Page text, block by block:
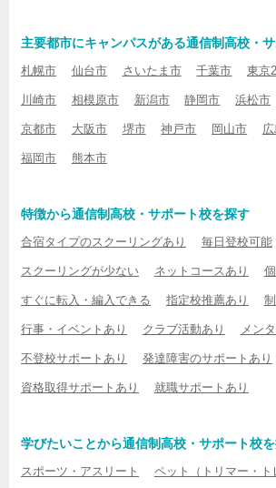
主要都市にキャンパスがある通信制高校・
札幌市 仙台市 さいたま市 千葉市 東京
川崎市 相模原市 新潟市 静岡市 浜松市
京都市 大阪市 堺市 神戸市 岡山市
福岡市 熊本市
特徴から通信制高校・サポート校を探す
合宿タイプのスクーリングあり 毎日登校可能
スクーリングが少ない ネットコースあり
すぐに転入・編入できる 指定校推薦あり
行事・イベントあり クラブ活動あり メン
不登校サポートあり 発達障害のサポートあり
資格取得サポートあり 就職サポートあり
学びたいことから通信制高校・サポート校
スポーツ・アスリート ペット（トリマー・ト